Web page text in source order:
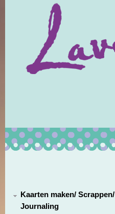
Kaarten maken/ Scrappen/
Journaling